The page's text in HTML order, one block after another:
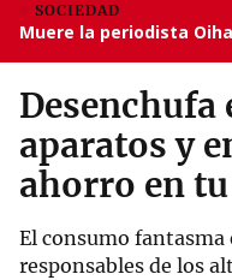
SOCIEDAD
Muere la periodista
Desenchufa
aparatos y
ahorro en
El consumo fantasma
responsables de los